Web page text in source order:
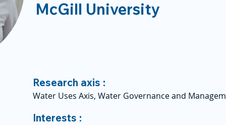
McGill University
Research axis :
Water Uses Axis, Water Governance and
Interests :